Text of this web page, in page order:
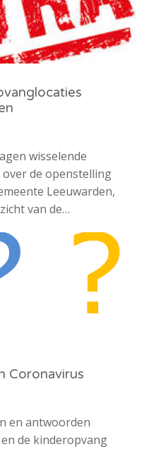
wisselende
de openstelling
Leeuwarden,
van de…
Coronavirus
en antwoorden
de kinderopvang